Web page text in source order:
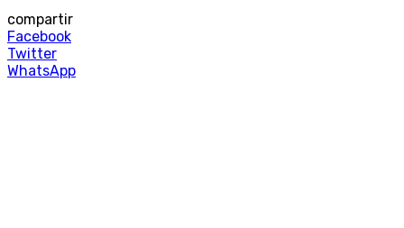
compartir
Facebook
Twitter
WhatsApp